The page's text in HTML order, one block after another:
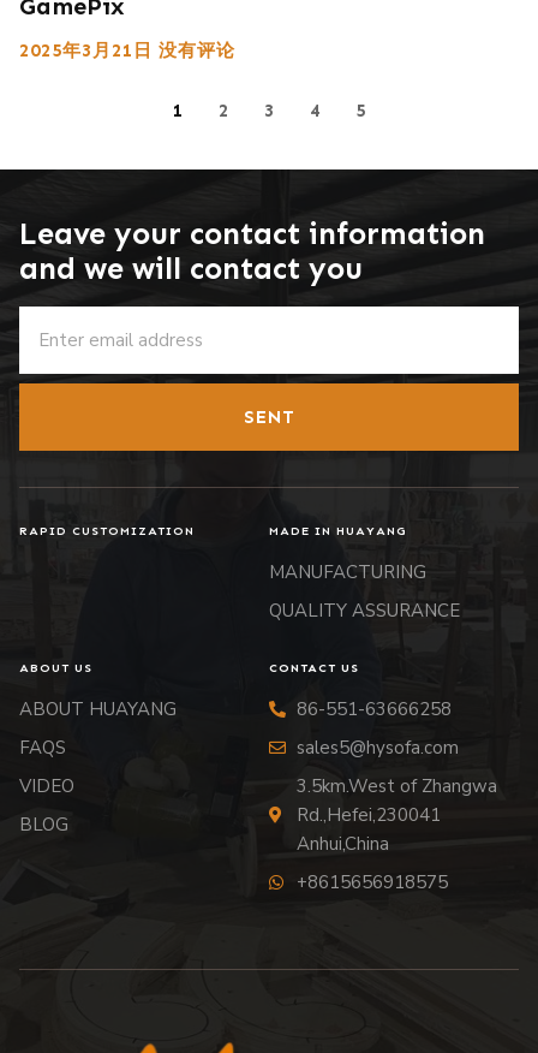
2025年3月21日 没有评论
1 2 3 4 5
Leave your contact information
and we will contact you
SENT
RAPID CUSTOMIZATION MADE IN HUAYANG
MANUFACTURING
QUALITY ASSURANCE
ABOUT US
ABOUT HUAYANG
FAQS
VIDEO
BLOG
CONTACT US
86-551-63666258
sales5@hysofa.com
3.5km.West of Zhangwa
Rd.,Hefei,230041
Anhui,China
+8615656918575